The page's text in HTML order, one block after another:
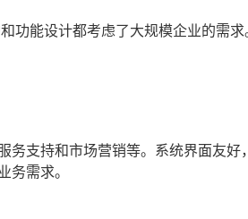
功能设计都考虑了大规模企业的需
务支持和市场营销等。系统界面友好
需求。